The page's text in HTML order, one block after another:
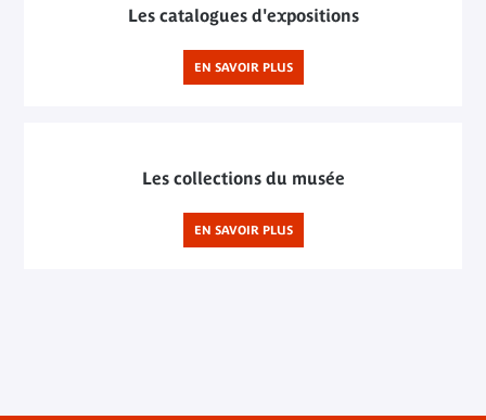
Les catalogues d'expositions
EN SAVOIR PLUS
Les collections du musée
EN SAVOIR PLUS